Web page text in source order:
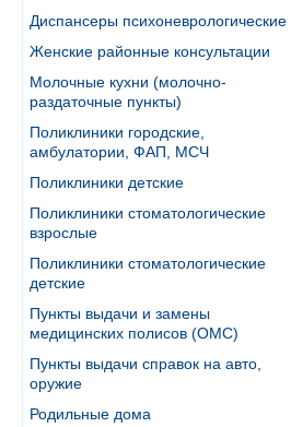
Диспансеры психоневрологические
Женские районные консультации
Молочные кухни (молочно-
раздаточные пункты)
Поликлиники городские,
амбулатории, ФАП, МСЧ
Поликлиники детские
Поликлиники стоматологические
взрослые
Поликлиники стоматологические
детские
Пункты выдачи и замены
медицинских полисов (ОМС)
Пункты выдачи справок на авто,
оружие
Родильные дома